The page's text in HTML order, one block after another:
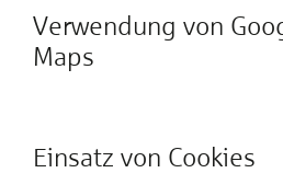
Verwendung von
Maps
Einsatz von Cookies